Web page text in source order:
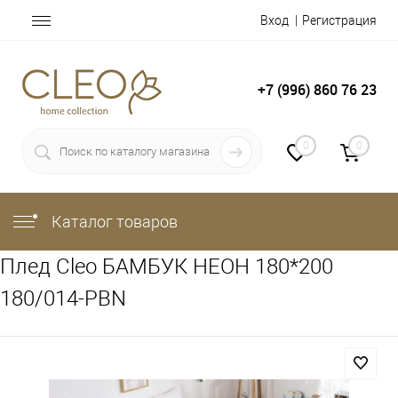
Вход Регистрация
+7 (996) 860 76 23
0 0
Каталог товаров
Плед Cleo БАМБУК НЕОН 180*200
180/014-PBN